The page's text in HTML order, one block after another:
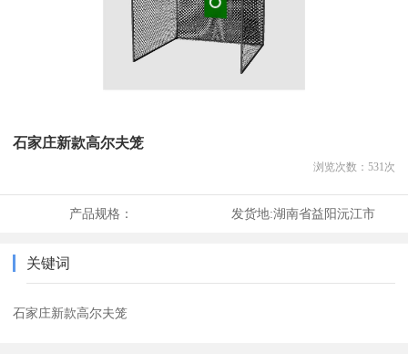
石家庄新款高尔夫笼
浏览次数： 531 次
产品规格： 发货地:湖南省益阳沅江市
关键词
石家庄新款高尔夫笼